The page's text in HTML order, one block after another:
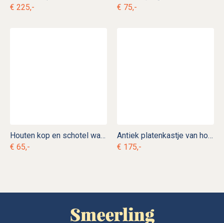
€ 225,-
€ 75,-
Houten kop en schotel wandrek
€ 65,-
Antiek platenkastje van hout
€ 175,-